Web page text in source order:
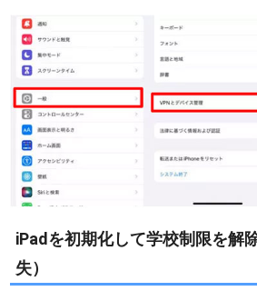
iPadを初期化して学校制限を解
失）